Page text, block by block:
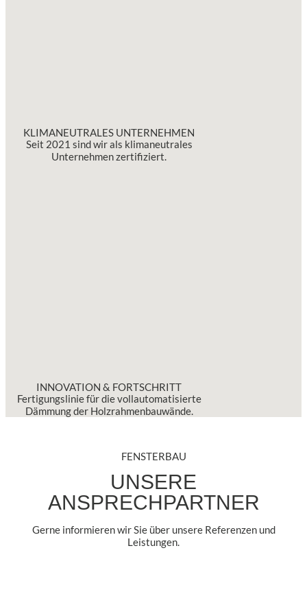
KLIMANEUTRALES UNTERNEHMEN
Seit 2021 sind wir als klimaneutrales
Unternehmen zertifiziert.
INNOVATION & FORTSCHRITT
Fertigungslinie für die vollautomatisierte
Dämmung der Holzrahmenbauwände.
FENSTERBAU
UNSERE
ANSPRECHPARTNER
Gerne informieren wir Sie über unsere Referenzen und
Leistungen.